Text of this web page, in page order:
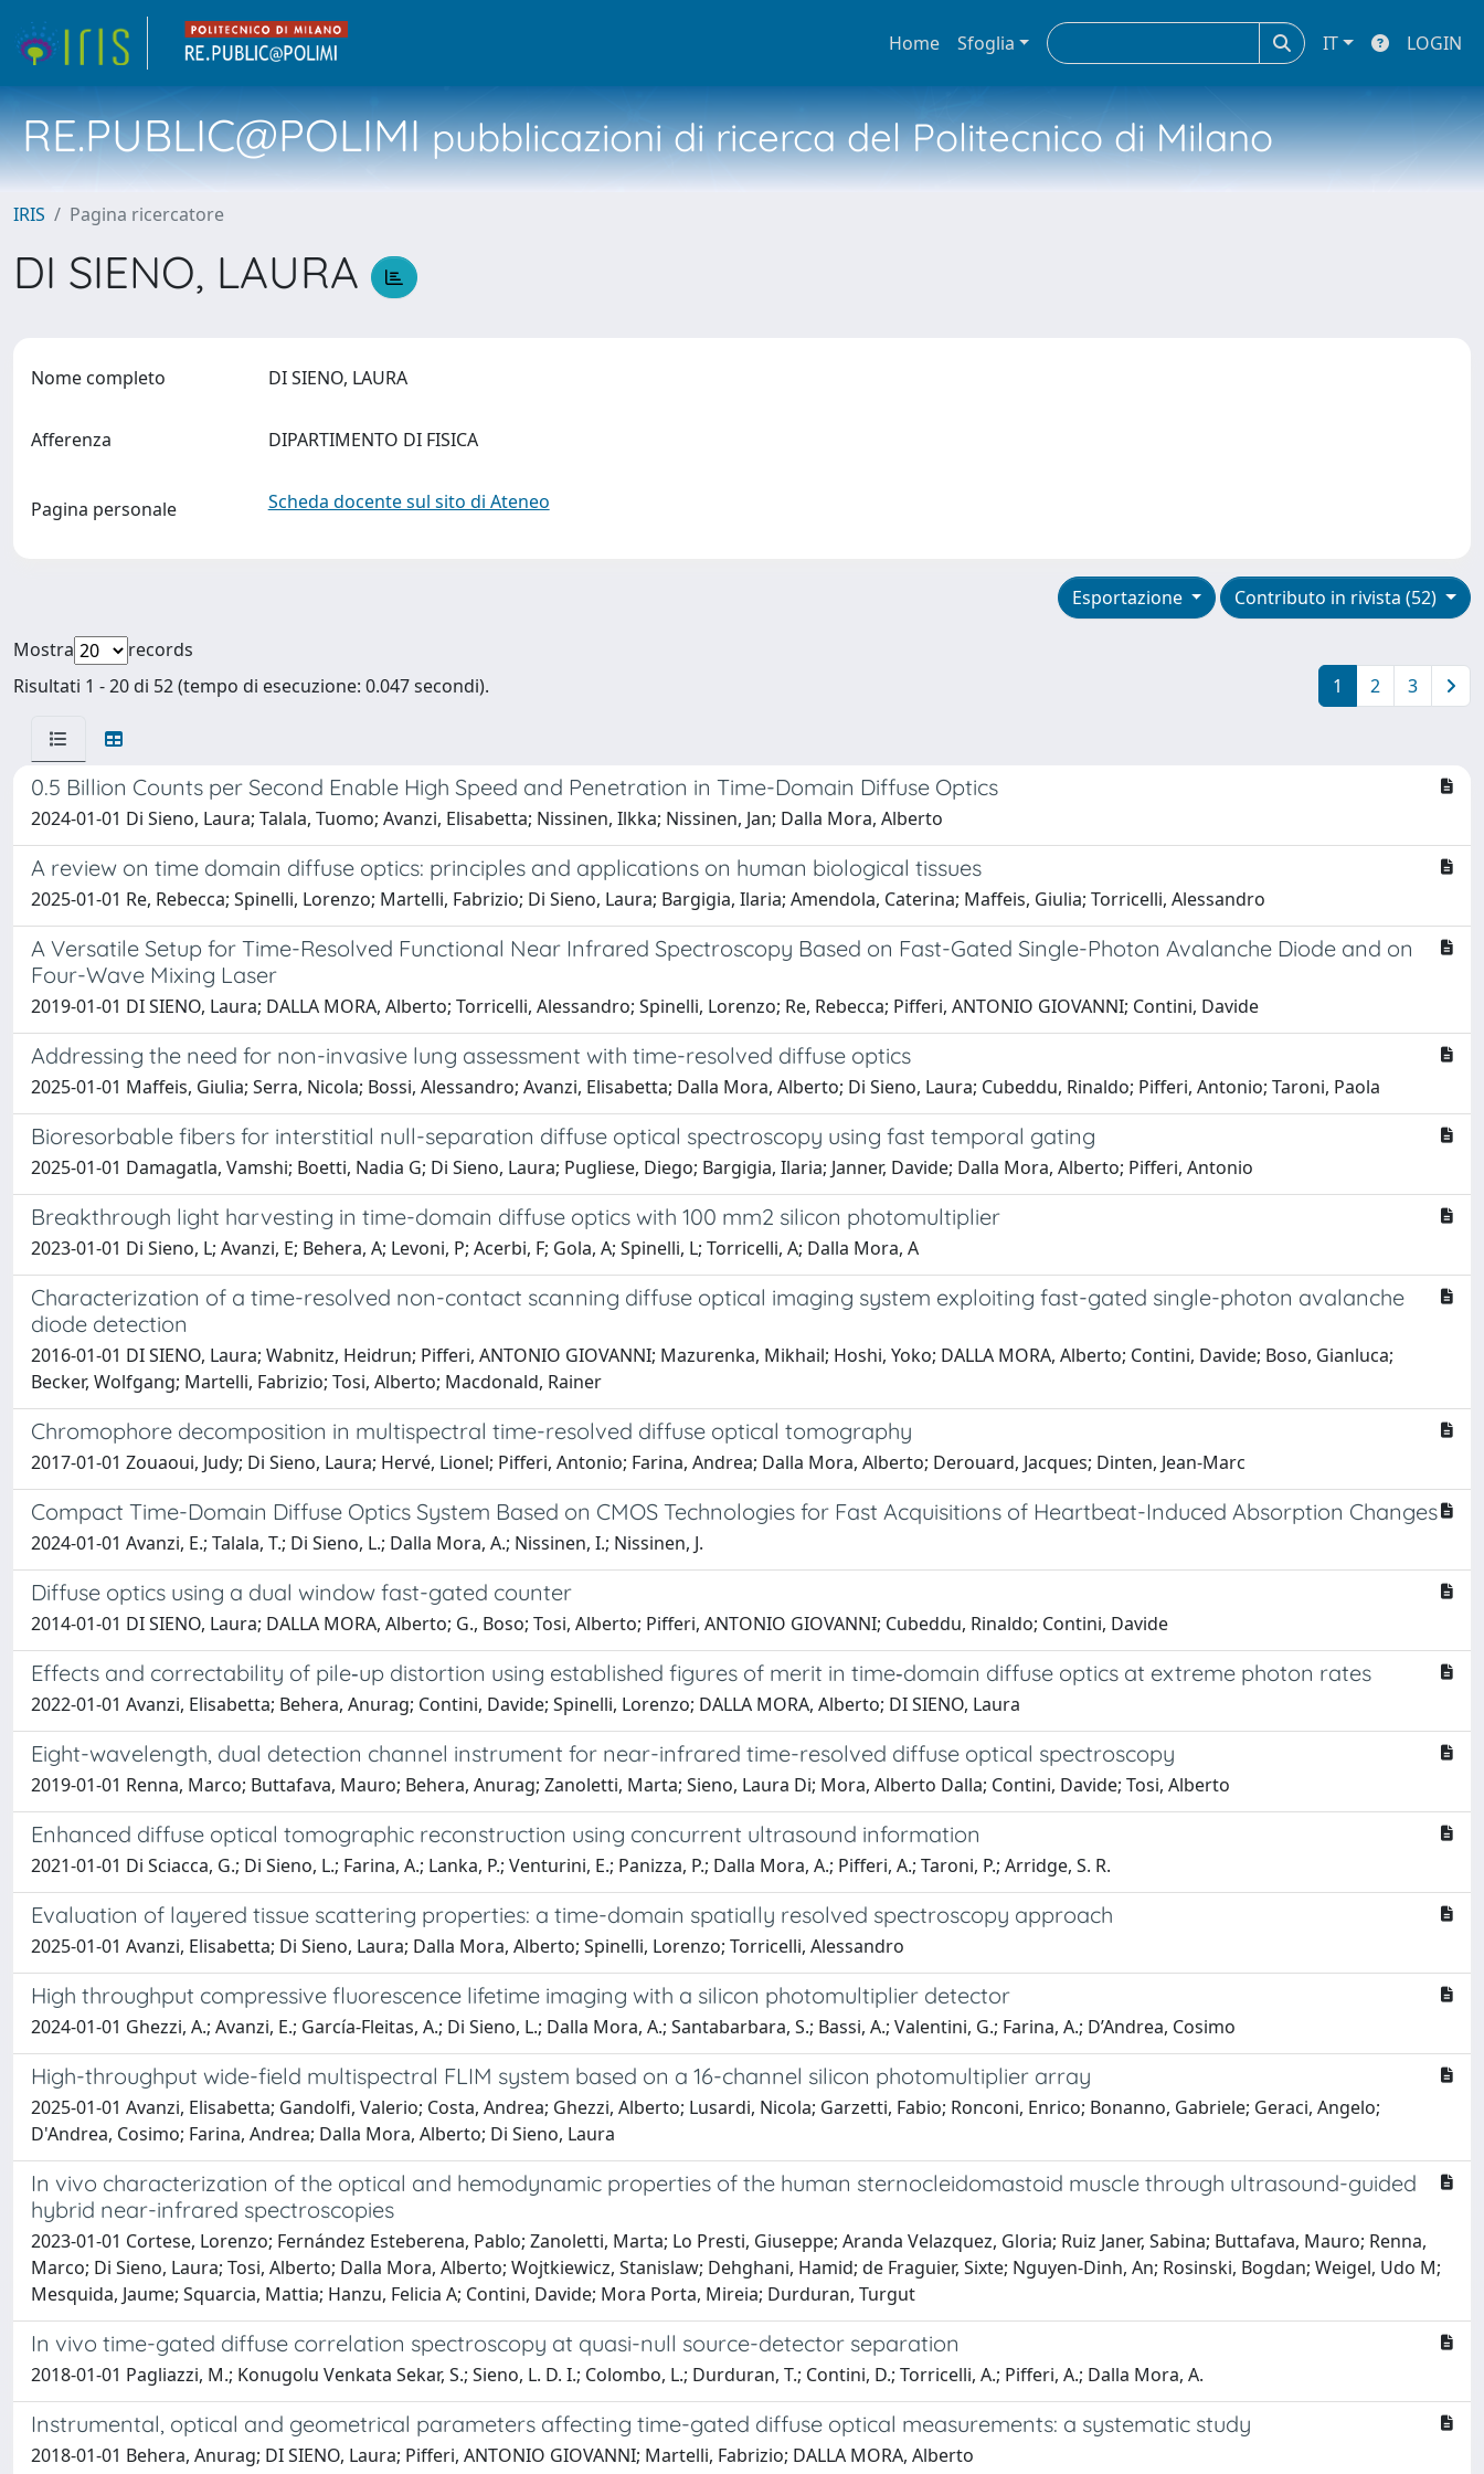
Home Sfoglia IT LOGIN
RE.PUBLIC@POLIMIpubblicazioni di ricerca del Politecnico di Milano
IRIS Pagina ricercatore
DI SIENO, LAURA
Nome completo DI SIENO, LAURA
Afferenza DIPARTIMENTO DI FISICA
Pagina personale Scheda docente sul sito di Ateneo
Contributo in rivista (52)
Esportazione
Mostra
records
Risultati 1 - 20 di 52 (tempo di esecuzione: 0.047 secondi).
1 2 3
0.5 Billion Counts per Second Enable High Speed and Penetration in Time-Domain Diffuse Optics
2024-01-01 Di Sieno, Laura; Talala, Tuomo; Avanzi, Elisabetta; Nissinen, Ilkka; Nissinen, Jan; Dalla Mora, Alberto
A review on time domain diffuse optics: principles and applications on human biological tissues
2025-01-01 Re, Rebecca; Spinelli, Lorenzo; Martelli, Fabrizio; Di Sieno, Laura; Bargigia, Ilaria; Amendola, Caterina; Maffeis, Giulia; Torricelli, Alessandro
A Versatile Setup for Time-Resolved Functional Near Infrared Spectroscopy Based on Fast-Gated Single-Photon Avalanche Diode and on
Four-Wave Mixing Laser
2019-01-01 DI SIENO, Laura; DALLA MORA, Alberto; Torricelli, Alessandro; Spinelli, Lorenzo; Re, Rebecca; Pifferi, ANTONIO GIOVANNI; Contini, Davide
Addressing the need for non-invasive lung assessment with time-resolved diffuse optics
2025-01-01 Maffeis, Giulia; Serra, Nicola; Bossi, Alessandro; Avanzi, Elisabetta; Dalla Mora, Alberto; Di Sieno, Laura; Cubeddu, Rinaldo; Pifferi, Antonio; Taroni, Paola
Bioresorbable fibers for interstitial null-separation diffuse optical spectroscopy using fast temporal gating
2025-01-01 Damagatla, Vamshi; Boetti, Nadia G; Di Sieno, Laura; Pugliese, Diego; Bargigia, Ilaria; Janner, Davide; Dalla Mora, Alberto; Pifferi, Antonio
Breakthrough light harvesting in time-domain diffuse optics with 100 mm2 silicon photomultiplier
2023-01-01 Di Sieno, L; Avanzi, E; Behera, A; Levoni, P; Acerbi, F; Gola, A; Spinelli, L; Torricelli, A; Dalla Mora, A
Characterization of a time-resolved non-contact scanning diffuse optical imaging system exploiting fast-gated single-photon avalanche
diode detection
2016-01-01 DI SIENO, Laura; Wabnitz, Heidrun; Pifferi, ANTONIO GIOVANNI; Mazurenka, Mikhail; Hoshi, Yoko; DALLA MORA, Alberto; Contini, Davide; Boso, Gianluca;
Becker, Wolfgang; Martelli, Fabrizio; Tosi, Alberto; Macdonald, Rainer
Chromophore decomposition in multispectral time-resolved diffuse optical tomography
2017-01-01 Zouaoui, Judy; Di Sieno, Laura; Hervé, Lionel; Pifferi, Antonio; Farina, Andrea; Dalla Mora, Alberto; Derouard, Jacques; Dinten, Jean-Marc
Compact Time-Domain Diffuse Optics System Based on CMOS Technologies for Fast Acquisitions of Heartbeat-Induced Absorption Changes
2024-01-01 Avanzi, E.; Talala, T.; Di Sieno, L.; Dalla Mora, A.; Nissinen, I.; Nissinen, J.
Diffuse optics using a dual window fast-gated counter
2014-01-01 DI SIENO, Laura; DALLA MORA, Alberto; G., Boso; Tosi, Alberto; Pifferi, ANTONIO GIOVANNI; Cubeddu, Rinaldo; Contini, Davide
Effects and correctability of pile‑up distortion using established figures of merit in time‑domain diffuse optics at extreme photon rates
2022-01-01 Avanzi, Elisabetta; Behera, Anurag; Contini, Davide; Spinelli, Lorenzo; DALLA MORA, Alberto; DI SIENO, Laura
Eight-wavelength, dual detection channel instrument for near-infrared time-resolved diffuse optical spectroscopy
2019-01-01 Renna, Marco; Buttafava, Mauro; Behera, Anurag; Zanoletti, Marta; Sieno, Laura Di; Mora, Alberto Dalla; Contini, Davide; Tosi, Alberto
Enhanced diffuse optical tomographic reconstruction using concurrent ultrasound information
2021-01-01 Di Sciacca, G.; Di Sieno, L.; Farina, A.; Lanka, P.; Venturini, E.; Panizza, P.; Dalla Mora, A.; Pifferi, A.; Taroni, P.; Arridge, S. R.
Evaluation of layered tissue scattering properties: a time-domain spatially resolved spectroscopy approach
2025-01-01 Avanzi, Elisabetta; Di Sieno, Laura; Dalla Mora, Alberto; Spinelli, Lorenzo; Torricelli, Alessandro
High throughput compressive fluorescence lifetime imaging with a silicon photomultiplier detector
2024-01-01 Ghezzi, A.; Avanzi, E.; García-Fleitas, A.; Di Sieno, L.; Dalla Mora, A.; Santabarbara, S.; Bassi, A.; Valentini, G.; Farina, A.; D’Andrea, Cosimo
High-throughput wide-field multispectral FLIM system based on a 16-channel silicon photomultiplier array
2025-01-01 Avanzi, Elisabetta; Gandolfi, Valerio; Costa, Andrea; Ghezzi, Alberto; Lusardi, Nicola; Garzetti, Fabio; Ronconi, Enrico; Bonanno, Gabriele; Geraci, Angelo;
D'Andrea, Cosimo; Farina, Andrea; Dalla Mora, Alberto; Di Sieno, Laura
In vivo characterization of the optical and hemodynamic properties of the human sternocleidomastoid muscle through ultrasound-guided
hybrid near-infrared spectroscopies
2023-01-01 Cortese, Lorenzo; Fernández Esteberena, Pablo; Zanoletti, Marta; Lo Presti, Giuseppe; Aranda Velazquez, Gloria; Ruiz Janer, Sabina; Buttafava, Mauro; Renna,
Marco; Di Sieno, Laura; Tosi, Alberto; Dalla Mora, Alberto; Wojtkiewicz, Stanislaw; Dehghani, Hamid; de Fraguier, Sixte; Nguyen-Dinh, An; Rosinski, Bogdan; Weigel, Udo M;
Mesquida, Jaume; Squarcia, Mattia; Hanzu, Felicia A; Contini, Davide; Mora Porta, Mireia; Durduran, Turgut
In vivo time-gated diffuse correlation spectroscopy at quasi-null source-detector separation
2018-01-01 Pagliazzi, M.; Konugolu Venkata Sekar, S.; Sieno, L. D. I.; Colombo, L.; Durduran, T.; Contini, D.; Torricelli, A.; Pifferi, A.; Dalla Mora, A.
Instrumental, optical and geometrical parameters affecting time-gated diffuse optical measurements: a systematic study
2018-01-01 Behera, Anurag; DI SIENO, Laura; Pifferi, ANTONIO GIOVANNI; Martelli, Fabrizio; DALLA MORA, Alberto